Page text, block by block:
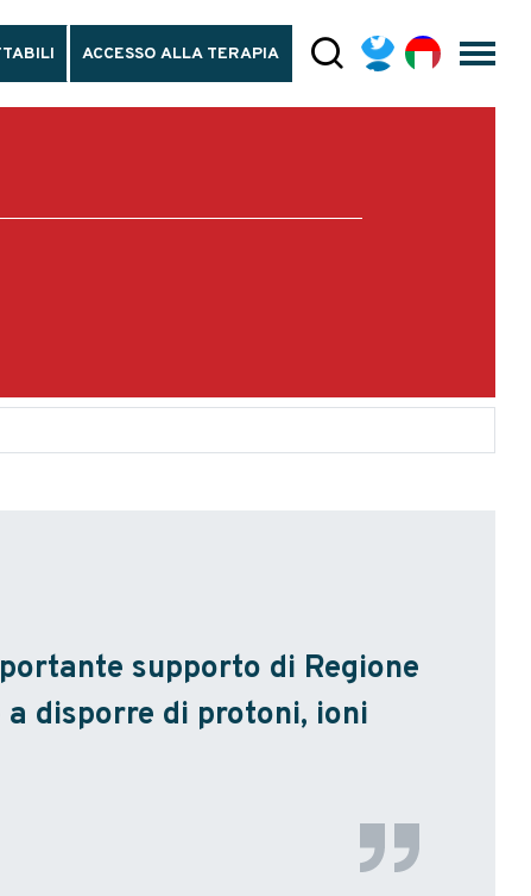
ACCESSO ALLA TERAPIA
supporto di Regione
a disporre di protoni, ioni